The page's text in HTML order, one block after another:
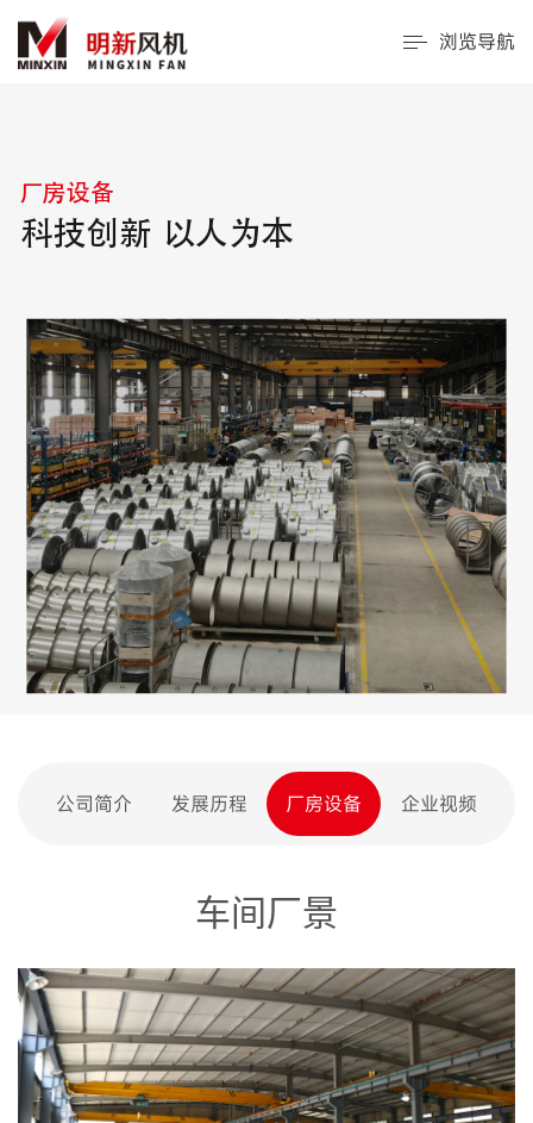
浏览导航
厂房设备
科技创新 以人为本
公司简介 发展历程 厂房设备 企业视频
车间厂景